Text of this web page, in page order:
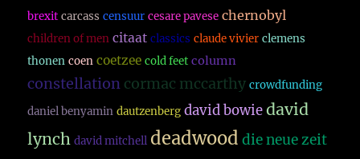
brexit carcass censuur cesare pavese chernobyl
children of men citaat classics claude vivier clemens
thonen coen coetzee cold feet column
constellation cormac mccarthy crowdfunding
daniel benyamin dautzenberg david bowie david
lynch david mitchell deadwood die neue zeit